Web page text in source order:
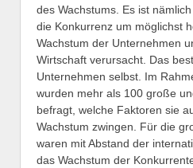
des Wachstums. Es ist
die Konkurrenz um möglichst
Wachstum der Unternehmen
Wirtschaft verursacht. Das
Unternehmen selbst. Im
wurden mehr als 100 große
befragt, welche Faktoren sie
Wachstum zwingen. Für die
waren mit Abstand der
das Wachstum der